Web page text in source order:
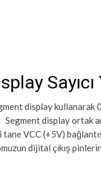
Sayıcı
display kullanarak 0-
Segment display ortak
VCC (+5V)
dijital çıkış